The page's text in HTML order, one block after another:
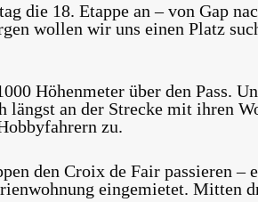
die 18. Etappe an – von Gap
wollen wir uns einen Platz
Höhenmeter über den Pass.
längst an der Strecke mit ihren
zu.
den Croix de Fair passieren –
eingemietet. Mitten